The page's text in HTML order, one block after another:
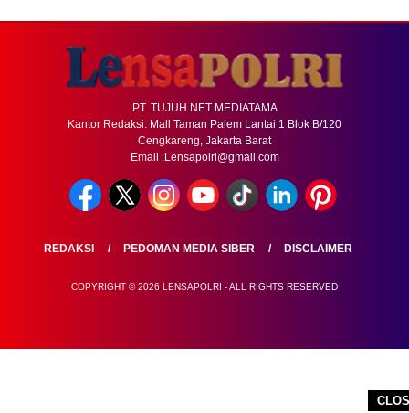
PT. TUJUH NET MEDIATAMA
Kantor Redaksi: Mall Taman Palem Lantai 1 Blok B/120
Cengkareng, Jakarta Barat
Email :Lensapolri@gmail.com
REDAKSI PEDOMAN MEDIA SIBER DISCLAIMER
COPYRIGHT © 2026 LENSAPOLRI - ALL RIGHTS RESERVED